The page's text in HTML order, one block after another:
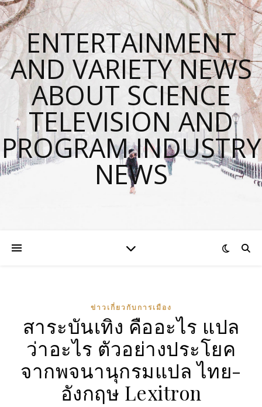
ENTERTAINMENT
AND VARIETY NEWS
ABOUT SCIENCE
TELEVISION AND
PROGRAM INDUSTRY
NEWS
ข่าวเกี่ยวกับการเมือง
สาระบันเทิง คืออะไร แปล
ว่าอะไร ตัวอย่างประโยค
จากพจนานุกรมแปล ไทย-
อังกฤษ Lexitron